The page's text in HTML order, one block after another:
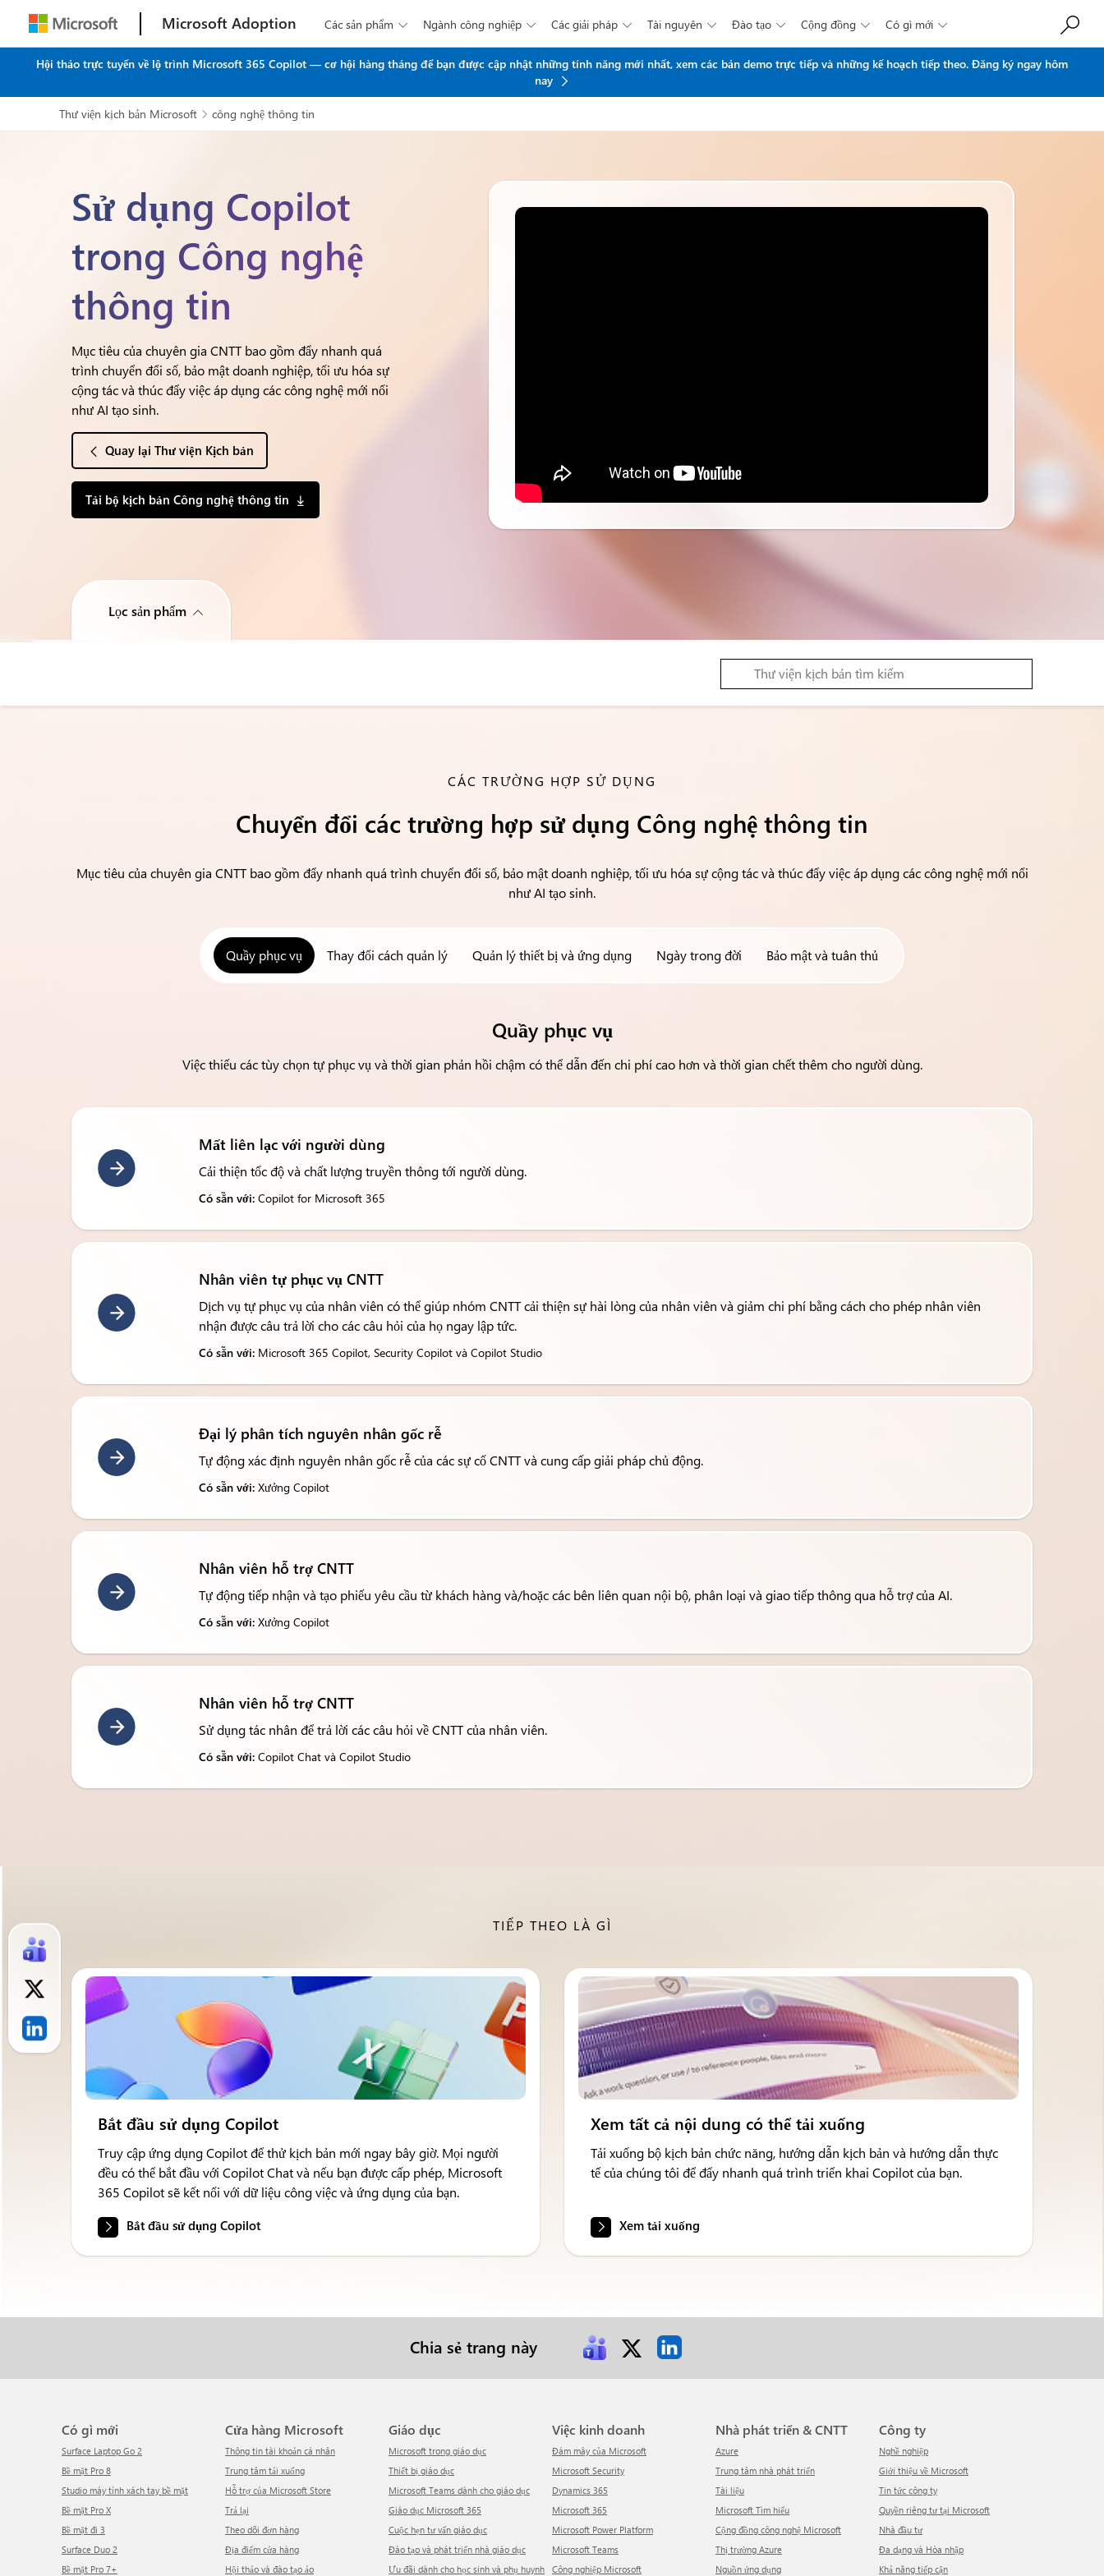
Chuyển đến nội dung chính
Microsoft Adoption Các sản phẩm  Ngành công nghiệp  Các giải pháp  Tài nguyên  Đào tạo  Cộng đồng  Có gì mới 
Hội thảo trực tuyến về lộ trình Microsoft 365 Copilot — cơ hội hàng tháng để bạn được cập nhật những tính năng mới nhất, xem các bản demo trực tiếp và những kế hoạch tiếp theo. Đăng ký ngay hôm
nay
Thư viện kịch bản Microsoft  công nghệ thông tin
Sử dụng Copilot
trong Công nghệ
thông tin
Mục tiêu của chuyên gia CNTT bao gồm đẩy nhanh quá
trình chuyển đổi số, bảo mật doanh nghiệp, tối ưu hóa sự
cộng tác và thúc đẩy việc áp dụng các công nghệ mới nổi
như AI tạo sinh.
Quay lại Thư viện Kịch bản
Tải bộ kịch bản Công nghệ thông tin
Lọc sản phẩm
CÁC TRƯỜNG HỢP SỬ DỤNG
Chuyển đổi các trường hợp sử dụng Công nghệ thông tin
Mục tiêu của chuyên gia CNTT bao gồm đẩy nhanh quá trình chuyển đổi số, bảo mật doanh nghiệp, tối ưu hóa sự cộng tác và thúc đẩy việc áp dụng các công nghệ mới nổi
như AI tạo sinh.
Quầy phục vụ Thay đổi cách quản lý Quản lý thiết bị và ứng dụng Ngày trong đời Bảo mật và tuân thủ
Quầy phục vụ
Việc thiếu các tùy chọn tự phục vụ và thời gian phản hồi chậm có thể dẫn đến chi phí cao hơn và thời gian chết thêm cho người dùng.
Mất liên lạc với người dùng
Cải thiện tốc độ và chất lượng truyền thông tới người dùng.
Có sẵn với:Copilot for Microsoft 365
Nhân viên tự phục vụ CNTT
Dịch vụ tự phục vụ của nhân viên có thể giúp nhóm CNTT cải thiện sự hài lòng của nhân viên và giảm chi phí bằng cách cho phép nhân viên
nhận được câu trả lời cho các câu hỏi của họ ngay lập tức.
Có sẵn với:Microsoft 365 Copilot, Security Copilot và Copilot Studio
Đại lý phân tích nguyên nhân gốc rễ
Tự động xác định nguyên nhân gốc rễ của các sự cố CNTT và cung cấp giải pháp chủ động.
Có sẵn với:Xưởng Copilot
Nhân viên hỗ trợ CNTT
Tự động tiếp nhận và tạo phiếu yêu cầu từ khách hàng và/hoặc các bên liên quan nội bộ, phân loại và giao tiếp thông qua hỗ trợ của AI.
Có sẵn với:Xưởng Copilot
Nhân viên hỗ trợ CNTT
Sử dụng tác nhân để trả lời các câu hỏi về CNTT của nhân viên.
Có sẵn với:Copilot Chat và Copilot Studio
TIẾP THEO LÀ GÌ
Bắt đầu sử dụng Copilot
Truy cập ứng dụng Copilot để thử kịch bản mới ngay bây giờ. Mọi người
đều có thể bắt đầu với Copilot Chat và nếu bạn được cấp phép, Microsoft
365 Copilot sẽ kết nối với dữ liệu công việc và ứng dụng của bạn.
Bắt đầu sử dụng Copilot
Xem tất cả nội dung có thể tải xuống
Tải xuống bộ kịch bản chức năng, hướng dẫn kịch bản và hướng dẫn thực
tế của chúng tôi để đẩy nhanh quá trình triển khai Copilot của bạn.
Xem tải xuống
Chia sẻ trang này
Có gì mới
Surface Laptop Go 2
Bề mặt Pro 8
Studio máy tính xách tay bề mặt
Bề mặt Pro X
Bề mặt đi 3
Surface Duo 2
Bề mặt Pro 7+
Cửa hàng Microsoft
Thông tin tài khoản cá nhân
Trung tâm tải xuống
Hỗ trợ của Microsoft Store
Trả lại
Theo dõi đơn hàng
Địa điểm cửa hàng
Hội thảo và đào tạo ảo
Giáo dục
Microsoft trong giáo dục
Thiết bị giáo dục
Microsoft Teams dành cho giáo dục
Giáo dục Microsoft 365
Cuộc hẹn tư vấn giáo dục
Đào tạo và phát triển nhà giáo dục
Ưu đãi dành cho học sinh và phụ huynh
Việc kinh doanh
Đám mây của Microsoft
Microsoft Security
Dynamics 365
Microsoft 365
Microsoft Power Platform
Microsoft Teams
Công nghiệp Microsoft
Nhà phát triển & CNTT
Azure
Trung tâm nhà phát triển
Tài liệu
Microsoft Tìm hiểu
Cộng đồng công nghệ Microsoft
Thị trường Azure
Nguồn ứng dụng
Công ty
Nghề nghiệp
Giới thiệu về Microsoft
tin tức công ty
Quyền riêng tư tại Microsoft
Nhà đầu tư
Đa dạng và Hòa nhập
Khả năng tiếp cận